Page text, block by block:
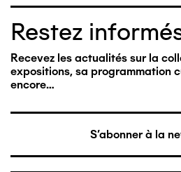
Restez
Recevez les actualités sur la
expositions, sa programmation
encore…
S'abonner à la